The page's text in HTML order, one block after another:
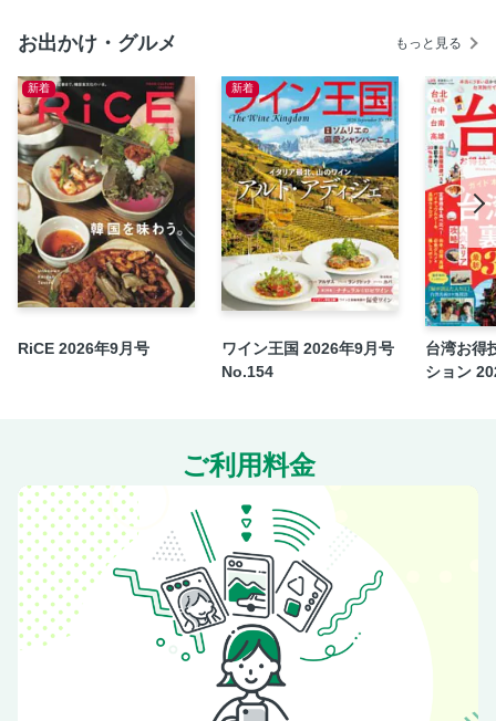
【渋谷発】 横濱中華街 旅グルメきっぷ 東急電鉄乗り放
題に、食事券も！
【京都発】 鉄道版ビワイチパス 琵琶湖の周りの乗り物が
2日間乗り放題
【梅田発】 大阪周遊パス 大阪の観光スポット40カ所以上
が無料に
鉄道旅をさらに便利に！ お得きっぷ名鑑
【column】 クセになる「どこかにビューーン！」新幹線ラ
ンダム旅
バックナンバー＆定期購読のご案内
ゆるりと歩く町の旅 絶壁の石段を登ったあとは信玄の隠し
湯へ ●山梨県身延町
広いぞニッポン！ 今月のお宝まち 愛知の離島・日間賀島
喫茶店のあるじ カフェ ポステン ●茨城県つくば市
ゴーゴー！ ご当地スーパー スーパーまきうち ●静岡県浜
松市
コレクション＆プレゼント 群馬県沼田市
トラベルクロスワード
編集部選・旅立ち心そそられ本
気になる映画、気になるあの町
お出かけ・グルメ もっと見る
新着
RiCE 2026年9月号
新着
ワイン王国 2026年9月号
No.154
台湾お得
ション
ご利用料金